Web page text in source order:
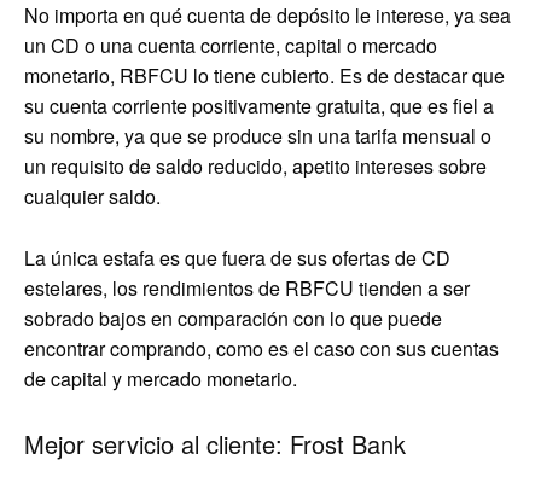
No importa en qué cuenta de depósito le interese, ya sea
un CD o una cuenta corriente, capital o mercado
monetario, RBFCU lo tiene cubierto. Es de destacar que
su cuenta corriente positivamente gratuita, que es fiel a
su nombre, ya que se produce sin una tarifa mensual o
un requisito de saldo reducido, apetito intereses sobre
cualquier saldo.
La única estafa es que fuera de sus ofertas de CD
estelares, los rendimientos de RBFCU tienden a ser
sobrado bajos en comparación con lo que puede
encontrar comprando, como es el caso con sus cuentas
de capital y mercado monetario.
Mejor servicio al cliente: Frost Bank